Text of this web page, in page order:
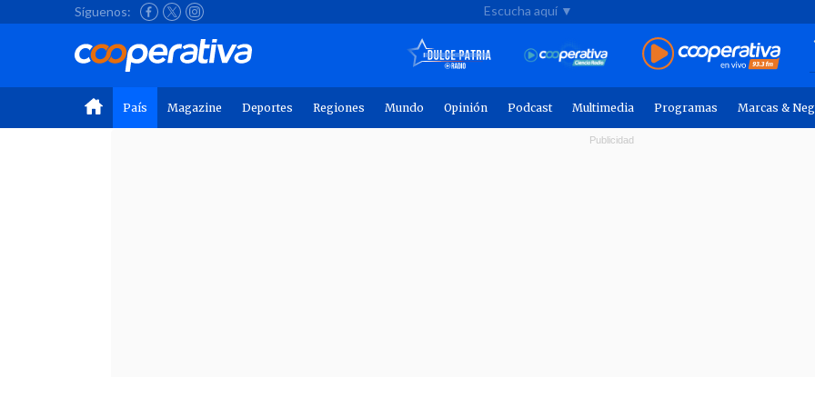
Síguenos: Escucha aquí ▼
País Magazine Deportes Regiones Mundo Opinión Podcast Multimedia Programas Marcas &